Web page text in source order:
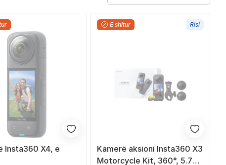
Insta360 X4, e
E shitur Risi
Kamerë aksioni Insta360 X3
Motorcycle Kit, 360°, 5.7K,